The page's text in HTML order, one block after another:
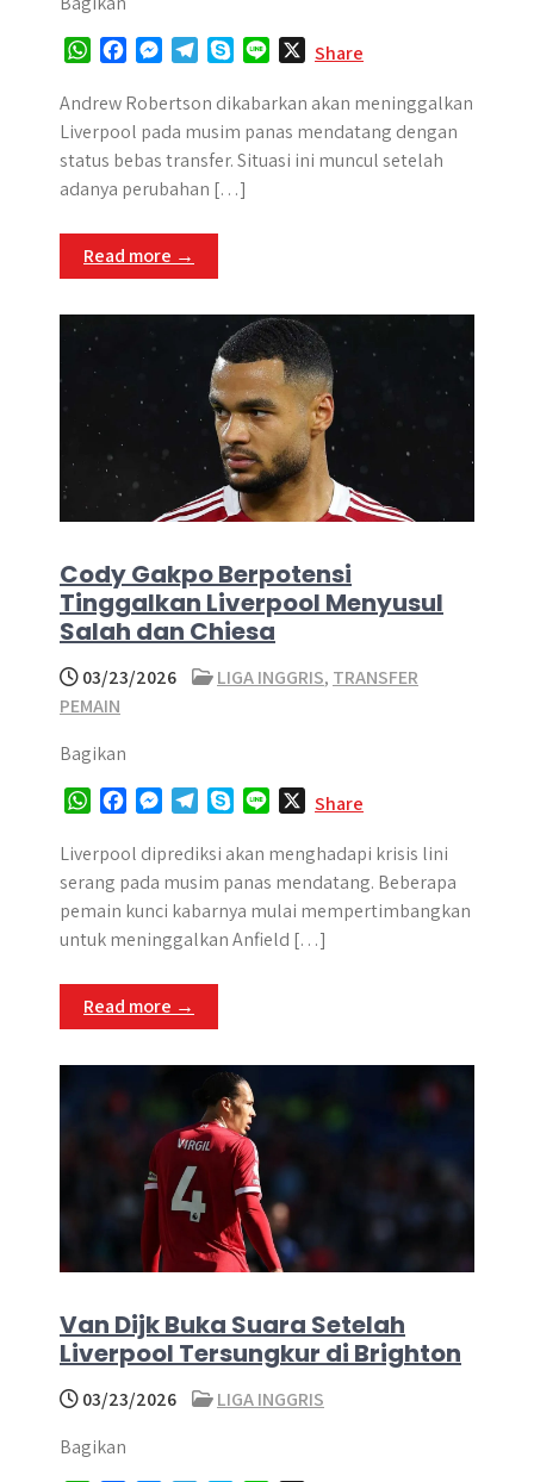
W
a
t
s
A
p
p
c
e
b
o
k
s
s
e
n
e
r
l
e
g
r
m
y
p
e
n
e
Share
Andrew Robertson dikabarkan akan meninggalkan
Liverpool pada musim panas mendatang dengan
status bebas transfer. Situasi ini muncul setelah
adanya perubahan […]
Read more →
Cody Gakpo Berpotensi
Tinggalkan Liverpool Menyusul
Salah dan Chiesa
03/23/2026 LIGA INGGRIS, TRANSFER
PEMAIN
Bagikan
W
a
t
s
A
p
c
e
b
o
k
s
s
e
n
g
e
r
l
e
g
r
m
y
p
e
n
e
Share
Liverpool diprediksi akan menghadapi krisis lini
serang pada musim panas mendatang. Beberapa
pemain kunci kabarnya mulai mempertimbangkan
untuk meninggalkan Anfield […]
Read more →
Van Dijk Buka Suara Setelah
Liverpool Tersungkur di Brighton
03/23/2026
LIGA INGGRIS
Bagikan